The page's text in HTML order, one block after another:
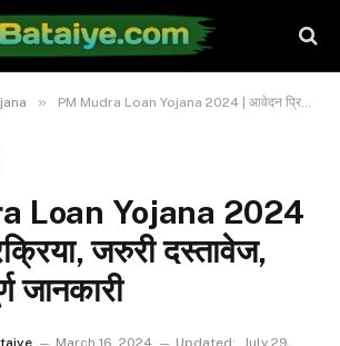
» PM Mudra Loan Yojana 2024 | आवेदन प्रिक्रिया, जरुरी दस्तावेज, योग्यता सम्पूर्ण जानकारी
Loan Yojana 2024
जरुरी दस्तावेज,
जानकारी
March 16, 2024 Updated: July 29,